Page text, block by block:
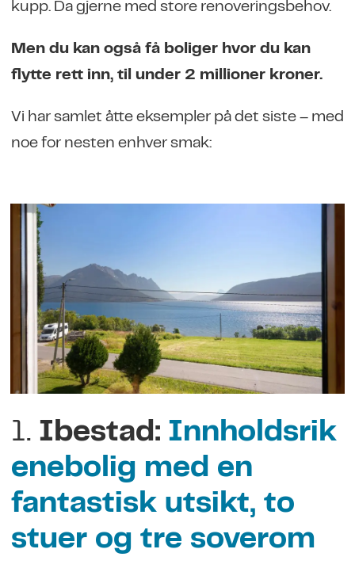
kupp. Da gjerne med store renoveringsbehov.
Men du kan også få boliger hvor du kan
flytte rett inn, til under 2 millioner kroner.
Vi har samlet åtte eksempler på det siste – med
noe for nesten enhver smak:
1. Ibestad: Innholdsrik
enebolig med en
fantastisk utsikt, to
stuer og tre soverom